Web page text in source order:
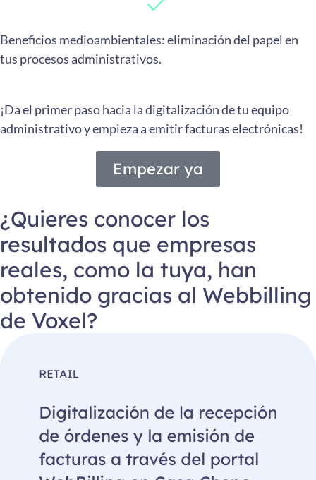
Beneficios medioambientales: eliminación del papel en
tus procesos administrativos.
¡Da el primer paso hacia la digitalización de tu equipo
administrativo y empieza a emitir facturas electrónicas!
Empezar ya
¿Quieres conocer los
resultados que empresas
reales, como la tuya, han
obtenido gracias al Webbilling
de Voxel?